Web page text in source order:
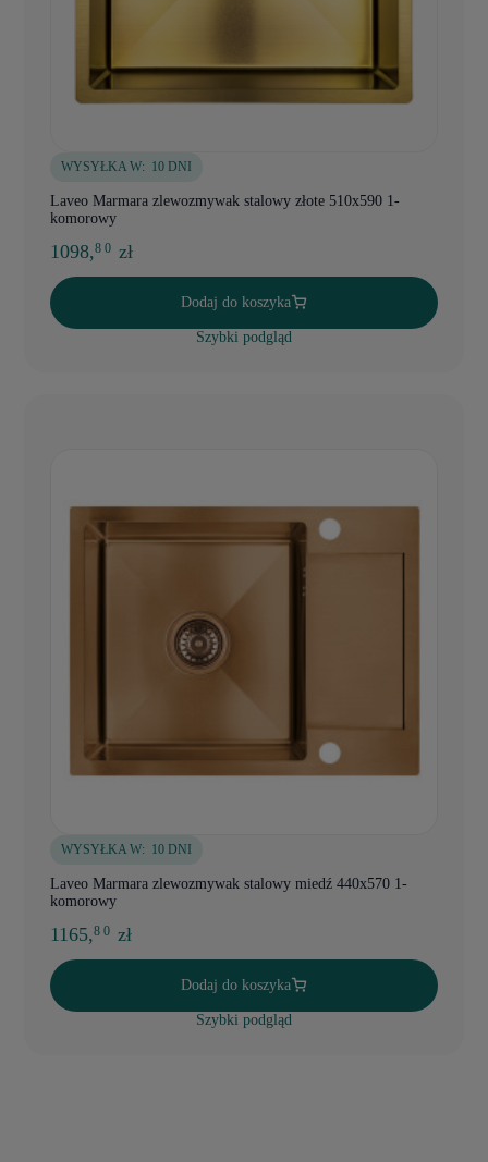
WYSYŁKA W: 10 DNI
Laveo Marmara zlewozmywak stalowy złote 510x590 1-
komorowy
1098,8 0 zł
Dodaj do koszyka
Szybki podgląd
WYSYŁKA W: 10 DNI
Laveo Marmara zlewozmywak stalowy miedź 440x570 1-
komorowy
1165,8 0 zł
Dodaj do koszyka
Szybki podgląd